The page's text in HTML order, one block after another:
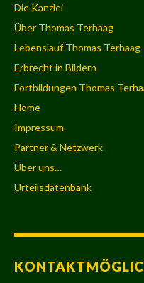
Die Kanzlei
Über Thomas Terhaag
Lebenslauf Thomas Terhaag
Erbrecht in Bildern
Fortbildungen Thomas
Home
Impressum
Partner & Netzwerk
Über uns…
Urteilsdatenbank